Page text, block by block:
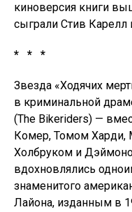
киноверсия книги
сыграли Стив
* * *
Звезда «Ходячих
в криминальной
(The Bikeriders) —
Комер, Томом
Холбруком и
вдохновлялись
знаменитого
Лайона, изданным в